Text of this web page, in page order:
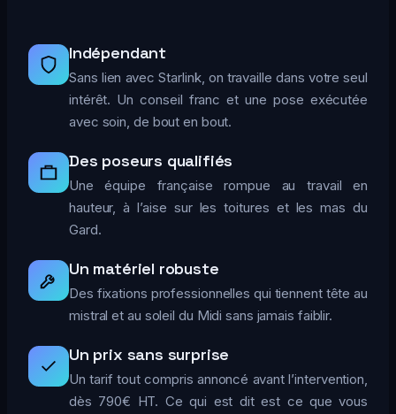
Indépendant
Sans lien avec Starlink, on travaille dans votre seul
intérêt. Un conseil franc et une pose exécutée
avec soin, de bout en bout.
Des poseurs qualifiés
Une équipe française rompue au travail en
hauteur, à l’aise sur les toitures et les mas du
Gard.
Un matériel robuste
Des fixations professionnelles qui tiennent tête au
mistral et au soleil du Midi sans jamais faiblir.
Un prix sans surprise
Un tarif tout compris annoncé avant l’intervention,
dès 790€ HT. Ce qui est dit est ce que vous